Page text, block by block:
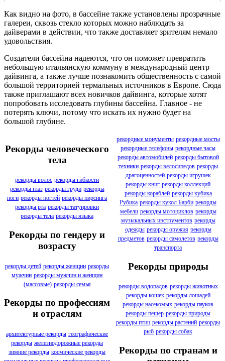
Как видно на фото, в бассейне также установлены прозрачные
галереи, сквозь стекло которых можно наблюдать за
дайверами в действии, что также доставляет зрителям немало
удовольствия.
Создатели бассейна надеются, что он поможет превратить
небольшую итальянскую коммуну в международный центр
дайвинга, а также лучше познакомить общественность с самой
большой территорией термальных источников в Европе. Сюда
также приглашают всех новичков дайвинга, которые хотят
попробовать исследовать глубины бассейна. Главное - не
потерять ключи, потому что искать их нужно будет на
большой глубине.
Рекорды человеческого
тела
рекорды волос рекорды гибкости
рекорды глаз рекорды груди рекорды
ноги рекорды ногтей рекорды пирсинга
рекорды рта рекорды татуировки
рекорды тела рекорды языка
Рекорды по гендеру и
возрасту
рекорды детей рекорды женщин рекорды
мужчин рекорды мужчин и женщин
(массовые) рекорды семья
Рекорды по профессиям
и отраслям
архитектурные рекорды географические
рекорды железнодорожные рекорды
зимние рекорды космические рекорды
рекордные монументы рекордные мосты
рекордные телефоны рекордные часы
рекорды автомобилей рекорды бытовой
техники рекорды велосипедов рекорды
драгоценностей рекорды игрушек
рекорды книг рекорды коллекций
рекорды кораблей рекорды кубика
Рубика рекорды кукол Барби рекорды
мебели рекорды мотоциклов рекорды
музыкальных инструментов рекорды
одежды рекорды оружия рекорды
предметов рекорды самолетов рекорды
транспорта
Рекорды природы
рекорды водопадов рекорды животных
рекорды кошек рекорды лошадей
рекорды насекомых рекорды пауков
рекорды пещер рекорды природы
рекорды птиц рекорды растений рекорды
рыб рекорды собак
Рекорды по странам и